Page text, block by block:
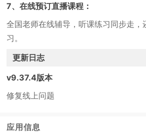
7、在线预订直播课程：
全国老师在线辅导，听课练习同步走，
习。
更新日志
v9.37.4版本
修复线上问题
应用信息